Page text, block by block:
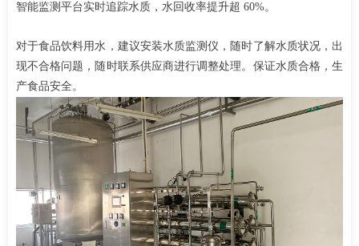
智能监测平台实时追踪水质，水回收率提升超 60%。
对于食品饮料用水，建议安装水质监测仪，随时了解水质状况，出
现不合格问题，随时联系供应商进行调整处理。保证水质合格，生
产食品安全。